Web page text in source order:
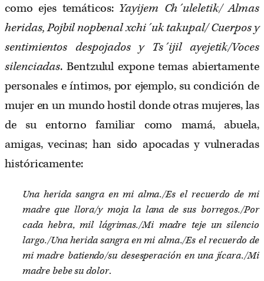
como ejes temáticos: Yayijem Ch´uleletik/ Almas
heridas, Pojbil nopbenal xchi´uk takupal/ Cuerpos y
sentimientos despojados y Ts´ijil ayejetik/Voces
silenciadas. Bentzulul expone temas abiertamente
personales e íntimos, por ejemplo, su condición de
mujer en un mundo hostil donde otras mujeres, las
de su entorno familiar como mamá, abuela,
amigas, vecinas; han sido apocadas y vulneradas
históricamente:
Una herida sangra en mi alma./Es el recuerdo de mi
madre que llora/y moja la lana de sus borregos./Por
cada hebra, mil lágrimas./Mi madre teje un silencio
largo./Una herida sangra en mi alma./Es el recuerdo de
mi madre batiendo/su desesperación en una jícara./Mi
madre bebe su dolor.